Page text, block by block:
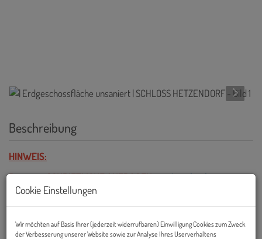
Beschreibung
HINWEIS:
Bitte nur SCHRIFTLICHE ANFRAGENmit Angabe der
vollständigen Firmen- und Kontaktdaten und Bekanntgabe,
ob es sich umein Bestandsunternehmen (neuer oder
zusätzlicher Standort) oder eine Neugründung handelt, sowie
um genaue Informationen zum gewünschten
Cookie Einstellungen
Wir möchten auf Basis Ihrer (jederzeit widerrufbaren) Einwilligung Cookies zum Zweck
der Verbesserung unserer Website sowie zur Analyse Ihres Userverhaltens